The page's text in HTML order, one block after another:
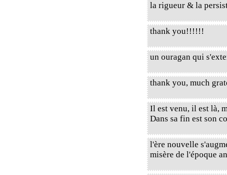
la rigueur & la
thank you!!!!!!
un ouragan qui
thank you, much
Il est venu, il est là,
Dans sa fin est son
l'ère nouvelle
misère de l'époque